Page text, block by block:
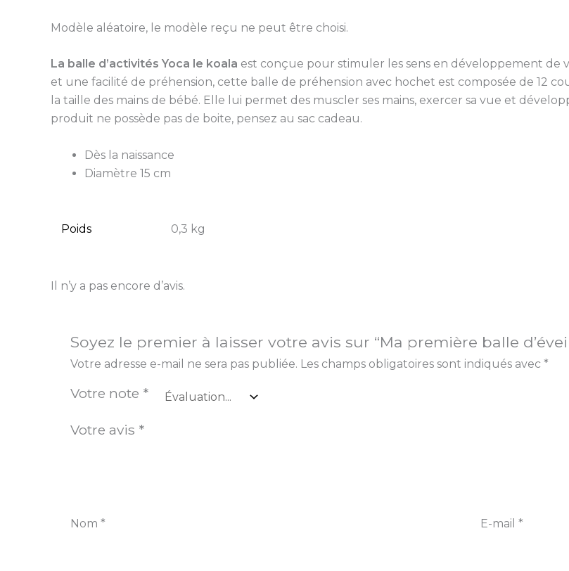
Modèle aléatoire, le modèle reçu ne peut être choisi.
La balle d’activités Yoca le koala est conçue pour stimuler les sens en développement
et une facilité de préhension, cette balle de préhension avec hochet est composée de 12
la taille des mains de bébé. Elle lui permet des muscler ses mains, exercer sa vue et
produit ne possède pas de boite, pensez au sac cadeau.
Dès la naissance
Diamètre 15 cm
Poids 0,3 kg
Il n’y a pas encore d’avis.
Soyez le premier à laisser votre avis sur “Ma première balle
Votre adresse e-mail ne sera pas publiée. Les champs obligatoires sont indiqués avec *
Votre note *
Votre avis *
Nom * E-mail*